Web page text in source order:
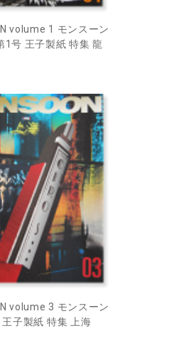
volume 1 モンスーン
1号 王子製紙 特集 龍
volume 3 モンスーン
王子製紙 特集 上海